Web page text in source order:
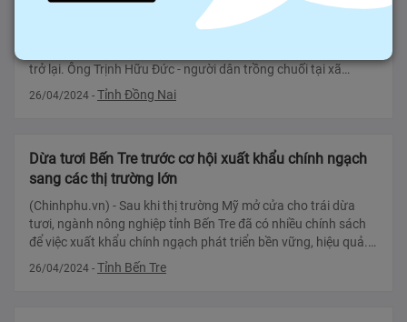
trở lại. Ông Trịnh Hữu Đức - người dân trồng chuối tại xã
Thanh Bình, huy
26/04/2024 - Tỉnh Đồng Nai
Dừa tươi Bến Tre trước cơ hội xuất khẩu chính ngạch
sang các thị trường lớn
(Chinhphu.vn) - Sau khi thị trường Mỹ mở cửa cho trái dừa
tươi, ngành nông nghiệp tỉnh Bến Tre đã có nhiều chính sách
để việc xuất khẩu chính ngạch phát triển bền vững, hiệu quả.
Dừa tươi Bến
26/04/2024 - Tỉnh Bến Tre